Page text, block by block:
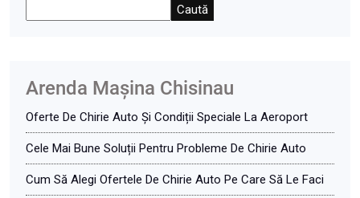
Caută
Arenda Maşina Chisinau
Oferte De Chirie Auto Și Condiții Speciale La Aeroport
Cele Mai Bune Soluții Pentru Probleme De Chirie Auto
Cum Să Alegi Ofertele De Chirie Auto Pe Care Să Le Faci